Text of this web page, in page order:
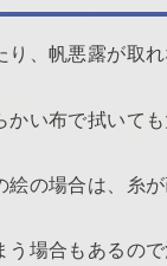
、帆悪露が取れ
い布で拭いても
絵の場合は、糸が
場合もあるので